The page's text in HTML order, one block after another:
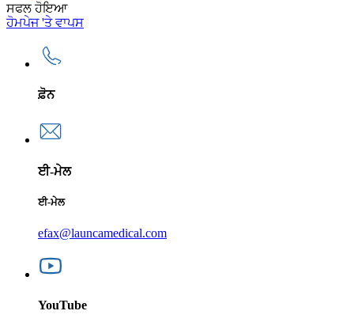
ਸਫਲ ਹੋਇਆ
ਹੋਮਪੇਜ 'ਤੇ ਵਾਪਸ
ਫ਼ੋਨ
ਈ-ਮੇਲ
ਈ-ਮੇਲ
efax@launcamedical.com
YouTube